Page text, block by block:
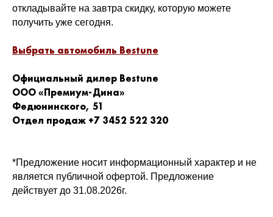
откладывайте на завтра скидку, которую можете
получить уже сегодня.
Выбрать автомобиль Bestune
Официальный дилер Bestune
ООО «Премиум-Дина»
Федюнинского, 51
Отдел продаж +7 3452 522 320
*Предложение носит информационный характер и не
является публичной офертой. Предложение
действует до 31.08.2026г.